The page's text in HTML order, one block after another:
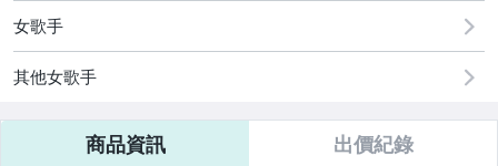
女歌手
其他女歌手
商品資訊 出價紀錄